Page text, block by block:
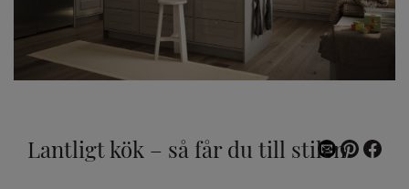
Lantligt kök – så får du till stilen